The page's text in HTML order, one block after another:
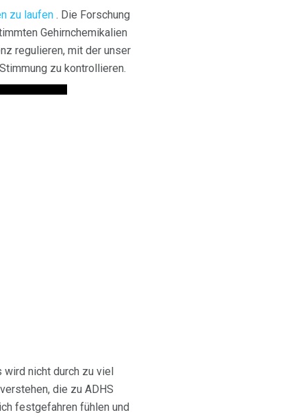
zu laufen . Die Forschung
Gehirnchemikalien
regulieren, mit der unser
zu kontrollieren.
wird nicht durch zu viel
die zu ADHS
festgefahren fühlen und